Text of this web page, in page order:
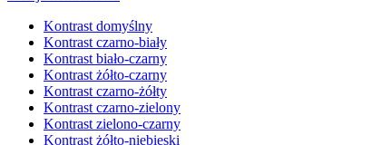
Kontrast domyślny
Kontrast czarno-biały
Kontrast biało-czarny
Kontrast żółto-czarny
Kontrast czarno-żółty
Kontrast czarno-zielony
Kontrast zielono-czarny
Kontrast żółto-niebieski